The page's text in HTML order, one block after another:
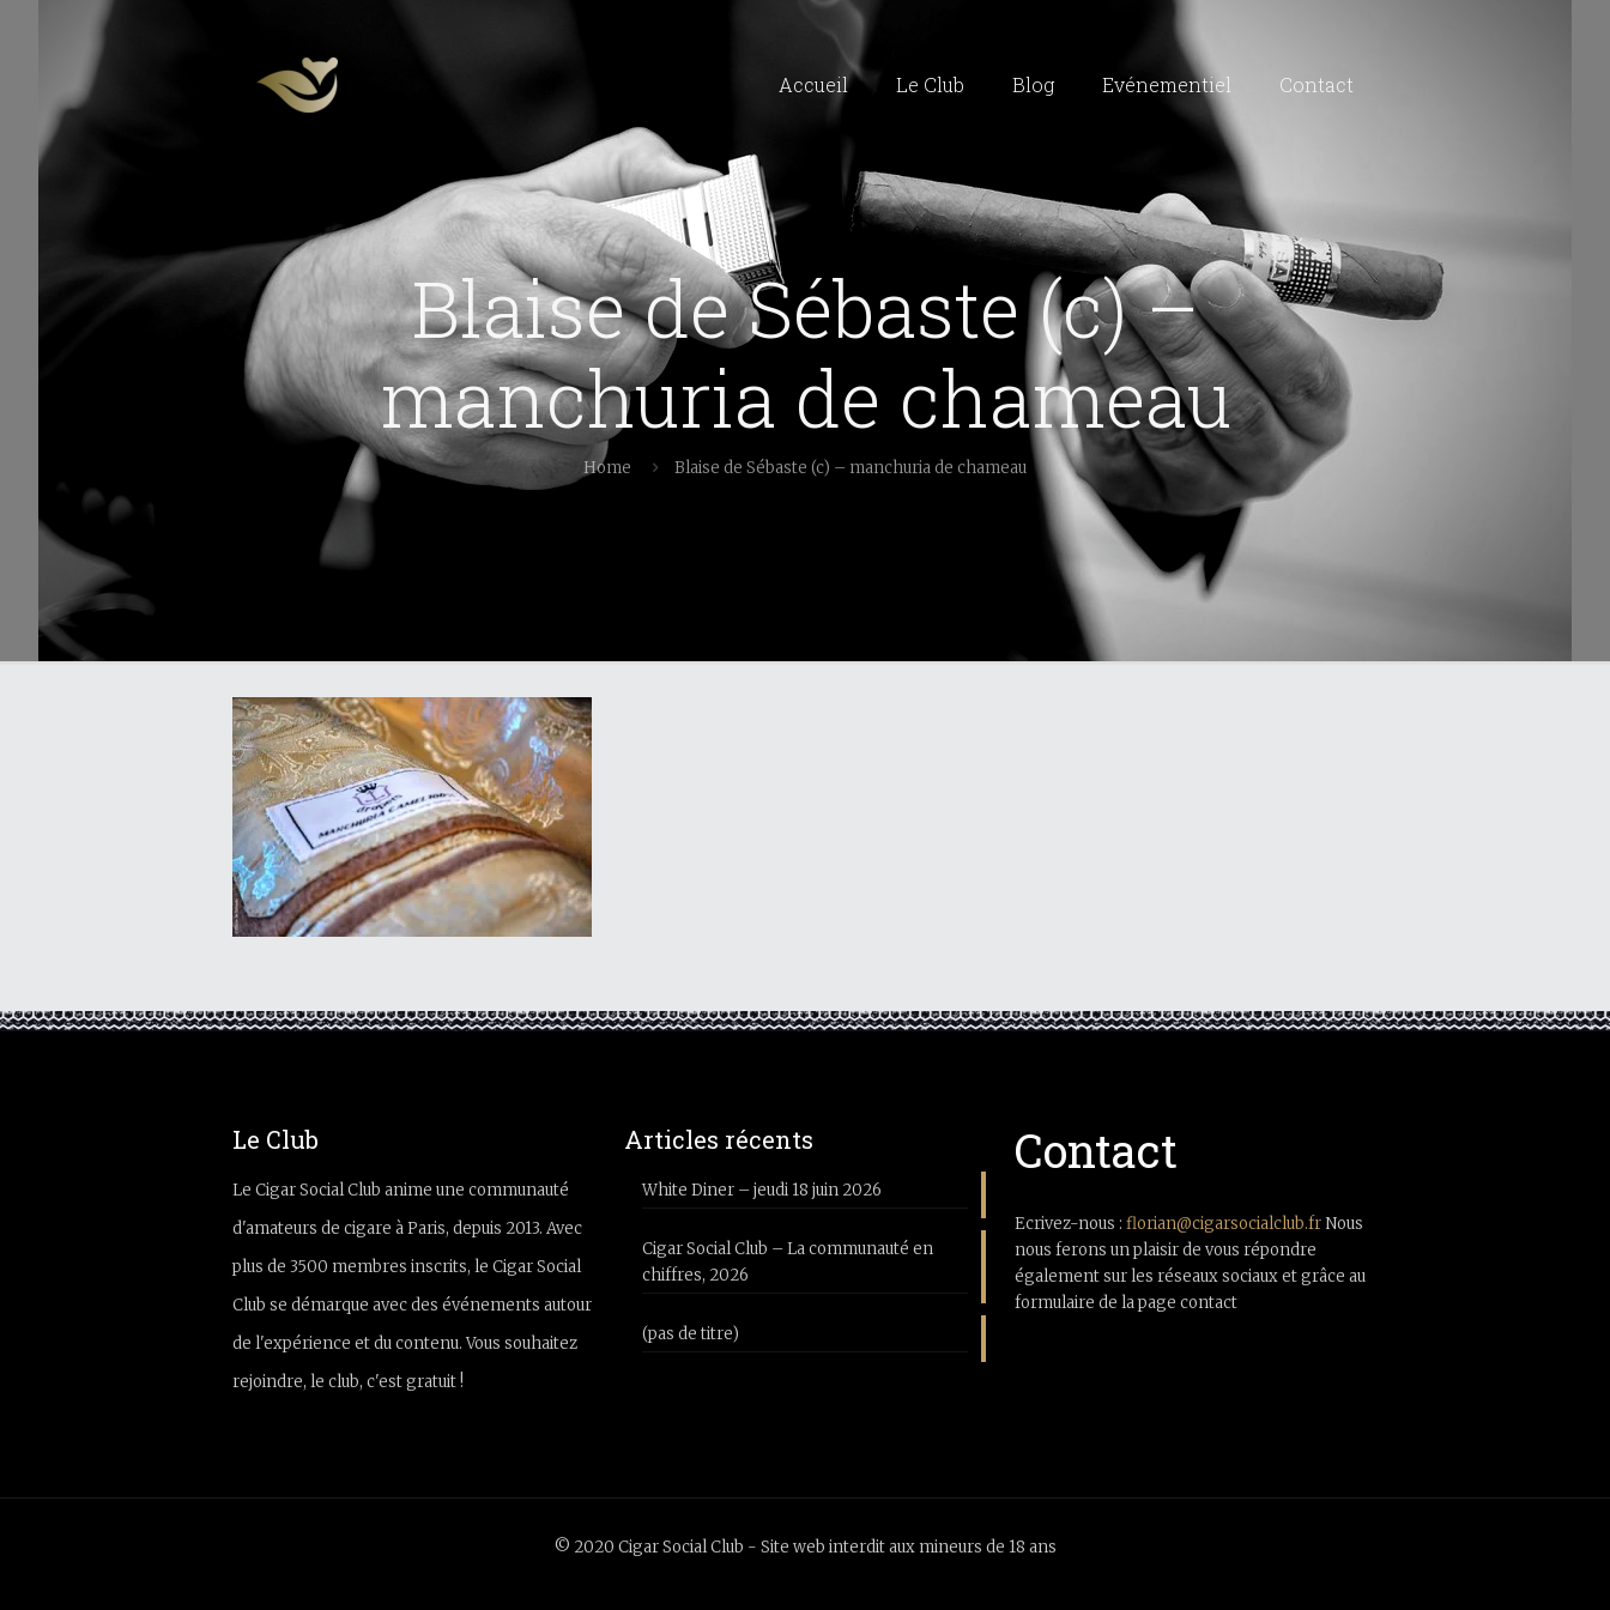
Accueil Le Club Blog Evénementiel Contact
Blaise de Sébaste (c) –
manchuria de chameau
Home Blaise de Sébaste (c) – manchuria de chameau
Le Club
Le Cigar Social Club anime une communauté
d'amateurs de cigare à Paris, depuis 2013. Avec
plus de 3500 membres inscrits, le Cigar Social
Club se démarque avec des événements autour
de l'expérience et du contenu. Vous souhaitez
rejoindre, le club, c'est gratuit !
Articles récents
White Diner – jeudi 18 juin 2026
Cigar Social Club – La communauté en
chiffres, 2026
(pas de titre)
Contact
Ecrivez-nous :florian@cigarsocialclub.frNous
nous ferons un plaisir de vous répondre
également sur les réseaux sociaux et grâce au
formulaire de la page contact
© 2020 Cigar Social Club - Site web interdit aux mineurs de 18 ans